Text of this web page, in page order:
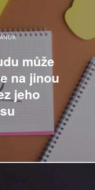
může
na jinou
jeho